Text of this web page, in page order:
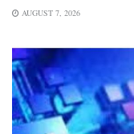
AUGUST 7, 2026